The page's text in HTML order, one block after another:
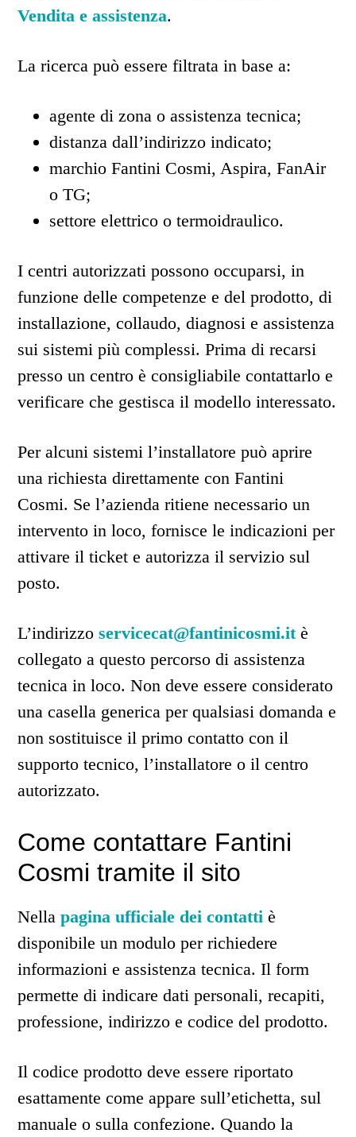
Vendita e assistenza.
La ricerca può essere filtrata in base a:
agente di zona o assistenza tecnica;
distanza dall’indirizzo indicato;
marchio Fantini Cosmi, Aspira, FanAir
o TG;
settore elettrico o termoidraulico.
I centri autorizzati possono occuparsi, in
funzione delle competenze e del prodotto, di
installazione, collaudo, diagnosi e assistenza
sui sistemi più complessi. Prima di recarsi
presso un centro è consigliabile contattarlo e
verificare che gestisca il modello interessato.
Per alcuni sistemi l’installatore può aprire
una richiesta direttamente con Fantini
Cosmi. Se l’azienda ritiene necessario un
intervento in loco, fornisce le indicazioni per
attivare il ticket e autorizza il servizio sul
posto.
L’indirizzoservicecat@fantinicosmi.itè
collegato a questo percorso di assistenza
tecnica in loco. Non deve essere considerato
una casella generica per qualsiasi domanda e
non sostituisce il primo contatto con il
supporto tecnico, l’installatore o il centro
autorizzato.
Come contattare Fantini
Cosmi tramite il sito
Nellapagina ufficiale dei contatti è
disponibile un modulo per richiedere
informazioni e assistenza tecnica. Il form
permette di indicare dati personali, recapiti,
professione, indirizzo e codice del prodotto.
Il codice prodotto deve essere riportato
esattamente come appare sull’etichetta, sul
manuale o sulla confezione. Quando la